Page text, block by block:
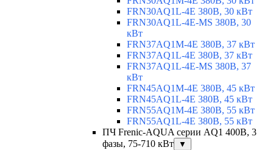
FRN30AQ1L-4E 380В, 30 кВт
FRN30AQ1L-4E-MS 380В, 30
кВт
FRN37AQ1M-4E 380В, 37 кВт
FRN37AQ1L-4E 380В, 37 кВт
FRN37AQ1L-4E-MS 380В, 37
кВт
FRN45AQ1M-4E 380В, 45 кВт
FRN45AQ1L-4E 380В, 45 кВт
FRN55AQ1M-4E 380В, 55 кВт
FRN55AQ1L-4E 380В, 55 кВт
ПЧ Frenic-AQUA серии AQ1 400В, 3
фазы, 75-710 кВт
▼